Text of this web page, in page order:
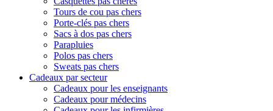
Tours de cou pas chers
Porte-clés pas chers
Sacs à dos pas chers
Parapluies
Polos pas chers
Sweats pas chers
Cadeaux par secteur
Cadeaux pour les enseignants
Cadeaux pour médecins